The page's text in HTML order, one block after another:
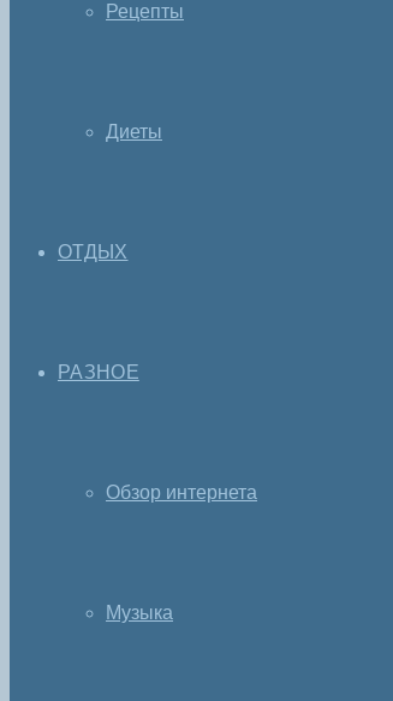
Рецепты
Диеты
ОТДЫХ
РАЗНОЕ
Обзор интернета
Музыка